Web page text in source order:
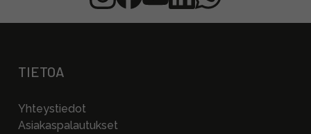
TIETOA
Yhteystiedot
Asiakaspalautukset